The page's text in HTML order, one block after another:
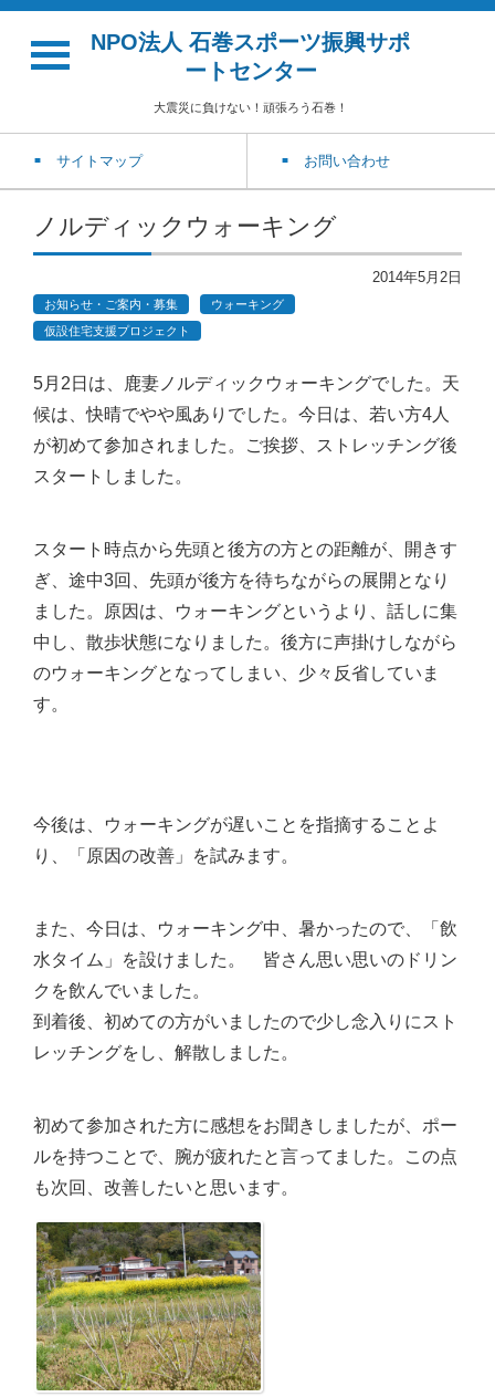
NPO法人 石巻スポーツ振興サポ
ートセンター
大震災に負けない！頑張ろう石巻！
サイトマップ お問い合わせ
ノルディックウォーキング
2014年5月2日
お知らせ・ご案内・募集
ウォーキング
仮設住宅支援プロジェクト
5月2日は、鹿妻ノルディックウォーキングでした。天
候は、快晴でやや風ありでした。 今日は、若い方4人
が初めて参加されました。ご挨拶、ストレッチング後
スタートしました。
スタート時点から先頭と後方の方との距離が、開きす
ぎ、途中3回、先頭が後方を待ちながらの展開となり
ました。
原因は、ウォーキングというより、話しに集
中し、散歩状態になりました。後方に声掛けしながら
のウォーキングとなってしまい、少々反省していま
す。
今後は、ウォーキングが遅いことを指摘することよ
り、「原因の改善」を試みます。
また、今日は、ウォーキング中、暑かったので、「飲
水タイム」を設けました。 皆さん思い思いのドリン
クを飲んでいました。
到着後、初めての方がいましたので少し念入りにスト
レッチングをし、解散しました。
初めて参加された方に感想をお聞きしましたが、ポー
ルを持つことで、腕が疲れたと言ってました。この点
も次回、改善したいと思います。